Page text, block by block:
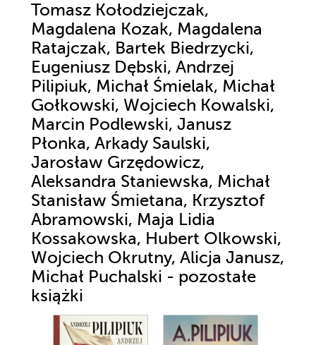
Tomasz Kołodziejczak,
Magdalena Kozak, Magdalena
Ratajczak, Bartek Biedrzycki,
Eugeniusz Dębski, Andrzej
Pilipiuk, Michał Śmielak, Michał
Gołkowski, Wojciech Kowalski,
Marcin Podlewski, Janusz
Płonka, Arkady Saulski,
Jarosław Grzędowicz,
Aleksandra Staniewska, Michał
Stanisław Śmietana, Krzysztof
Abramowski, Maja Lidia
Kossakowska, Hubert Olkowski,
Wojciech Okrutny, Alicja Janusz,
Michał Puchalski - pozostałe
książki